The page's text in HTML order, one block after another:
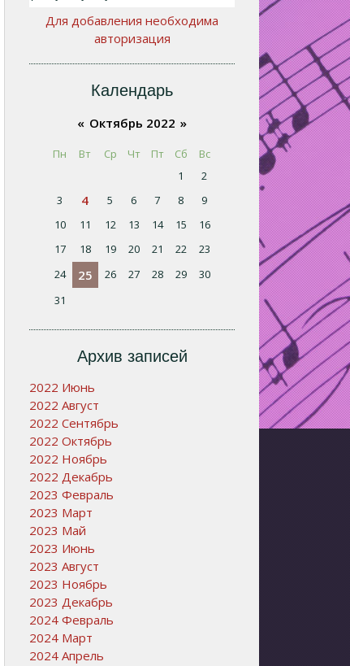
Для добавления необходима
авторизация
Календарь
« Октябрь 2022 »
Пн Вт Ср Чт Пт Сб
Вс
1
2
3
4 5 6 7 8
9
10
11 12 13 14 15
16
17
18 19 20 21 22
23
24
25 26 27 28 29
30
31
Архив записей
2022 Июнь
2022 Август
2022 Сентябрь
2022 Октябрь
2022 Ноябрь
2022 Декабрь
2023 Февраль
2023 Март
2023 Май
2023 Июнь
2023 Август
2023 Ноябрь
2023 Декабрь
2024 Февраль
2024 Март
2024 Апрель